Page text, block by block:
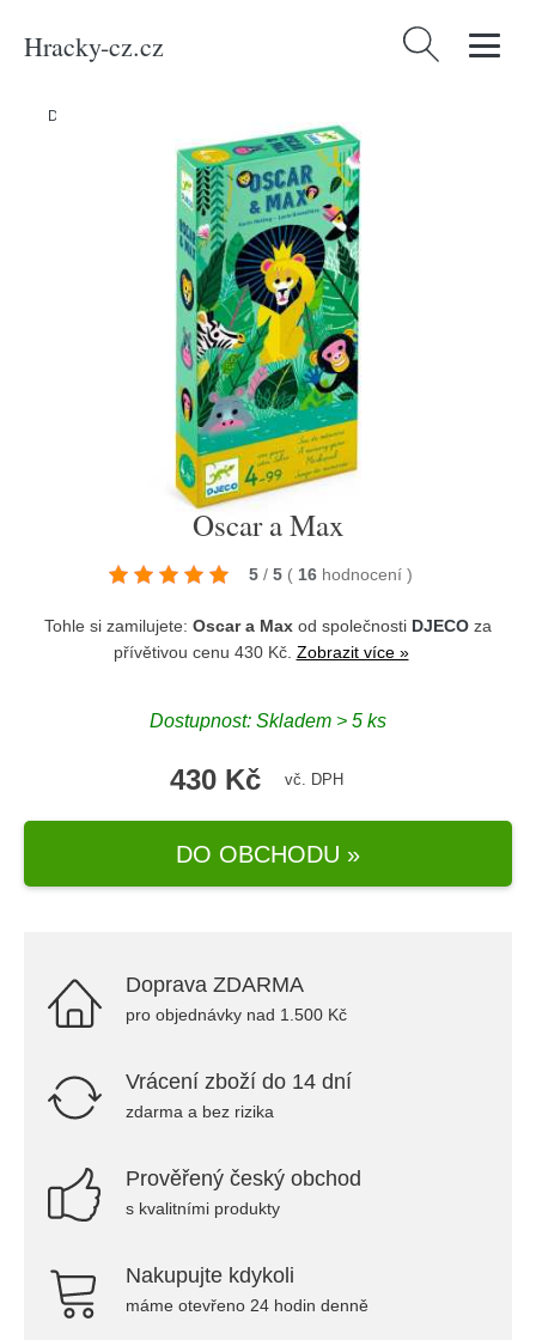
Hracky-cz.cz Vyhledávání
Domů
Oscar a Max
5 / 5 ( 16 hodnocení )
Tohle si zamilujete: Oscar a Max od společnosti DJECO za
přívětivou cenu 430 Kč. Zobrazit více »
Dostupnost: Skladem > 5 ks
430 Kč vč. DPH
DO OBCHODU »
Doprava ZDARMA
pro objednávky nad 1.500 Kč
Vrácení zboží do 14 dní
zdarma a bez rizika
Prověřený český obchod
s kvalitními produkty
Nakupujte kdykoli
máme otevřeno 24 hodin denně